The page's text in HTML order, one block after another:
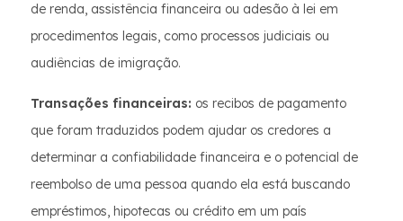
de renda, assistência financeira ou adesão à lei em
procedimentos legais, como processos judiciais ou
audiências de imigração.
Transações financeiras: os recibos de pagamento
que foram traduzidos podem ajudar os credores a
determinar a confiabilidade financeira e o potencial de
reembolso de uma pessoa quando ela está buscando
empréstimos, hipotecas ou crédito em um país